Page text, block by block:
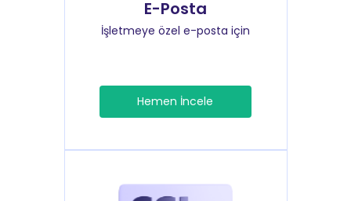
E-Posta
İşletmeye özel e-posta için
Hemen İncele